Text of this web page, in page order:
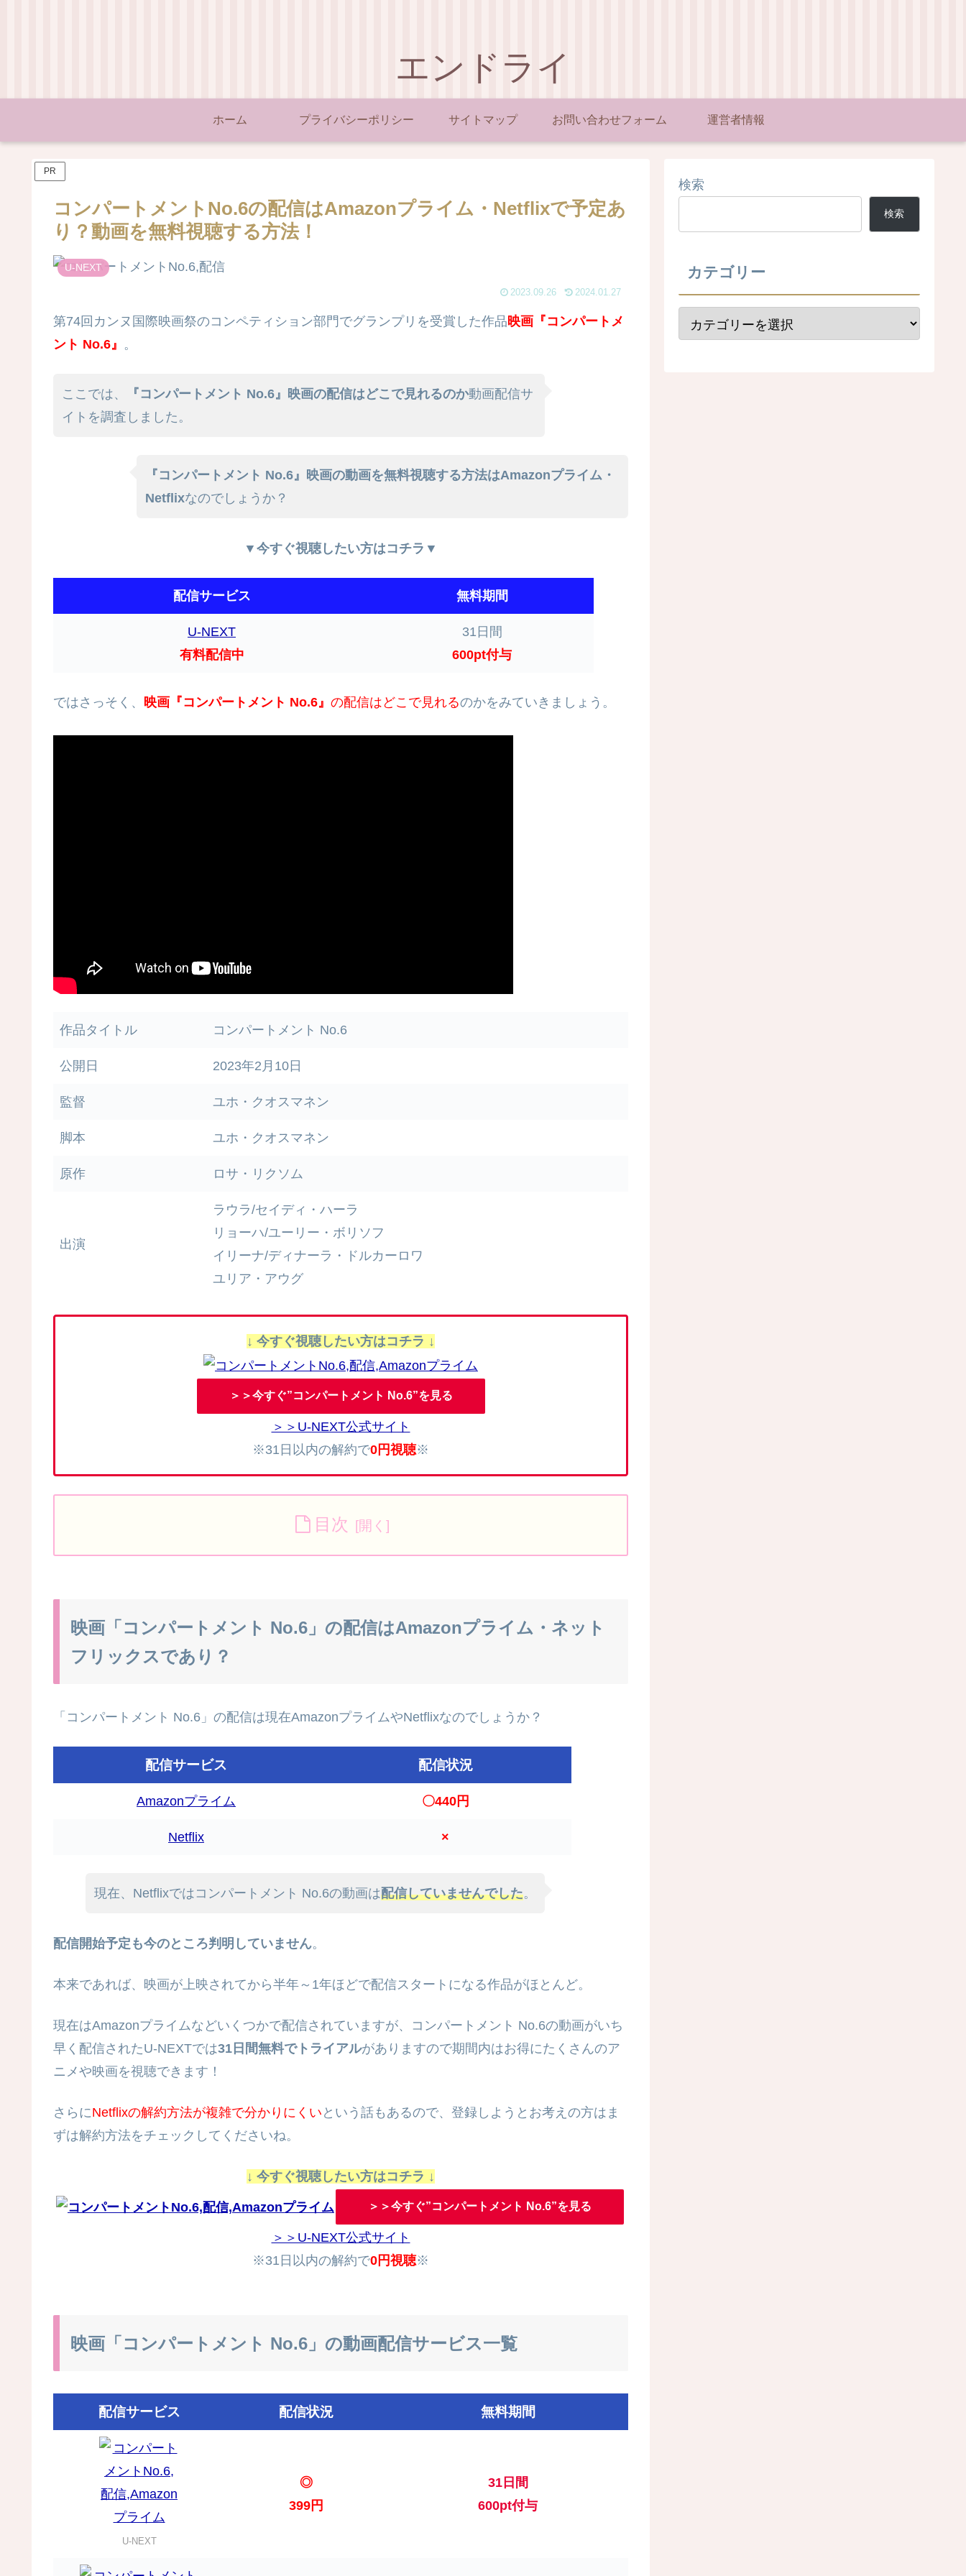
エンドライ
ホーム プライバシーポリシー サイトマップ お問い合わせフォーム 運営者情報
PR
コンパートメントNo.6の配信はAmazonプライム・Netflixで予定あ
り？動画を無料視聴する方法！
U-NEXT
2023.09.26 2024.01.27
第74回カンヌ国際映画祭のコンペティション部門でグランプリを受賞した作品映画 『コンパートメ
ント No.6』 。
ここでは、 『コンパートメント No.6』映画の配信はどこで見れるのか動画配信サ
イトを調査しました。
『コンパートメント No.6』映画の動画を無料視聴する方法はAmazonプライム・
Netflixなのでしょうか？
▼今すぐ視聴したい方はコチラ▼
配信サービス 無料期間
U-NEXT
有料配信中
31日間
600pt付与
ではさっそく、 映画『コンパートメント No.6』 の配信はどこで見れるのかをみていきましょう。
作品タイトル コンパートメント No.6
公開日 2023年2月10日
監督 ユホ・クオスマネン
脚本 ユホ・クオスマネン
原作 ロサ・リクソム
出演
ラウラ/セイディ・ハーラ
リョーハ/ユーリー・ボリソフ
イリーナ/ディナーラ・ドルカーロワ
ユリア・アウグ
↓ 今すぐ視聴したい方はコチラ ↓
＞＞今すぐ”コンパートメント No.6”を見る
＞＞U-NEXT公式サイト
※31日以内の解約で0円視聴※
目次
映画「コンパートメント No.6」の配信はAmazonプライム・ネット
フリックスであり？
「コンパートメント No.6」の配信は現在AmazonプライムやNetflixなのでしょうか？
配信サービス 配信状況
Amazonプライム 〇440円
Netflix ×
現在、Netflixではコンパートメント No.6の動画は配信していませんでした。
配信開始予定も今のところ判明していません。
本来であれば、映画が上映されてから半年～1年ほどで配信スタートになる作品がほとんど。
現在はAmazonプライムなどいくつかで配信されていますが、コンパートメント No.6の動画がいち
早く配信されたU-NEXTでは31日間無料でトライアルがありますので期間内はお得にたくさんのア
ニメや映画を視聴できます！
さらにNetflixの解約方法が複雑で分かりにくい という話もあるので、登録しようとお考えの方はま
ずは解約方法をチェックしてくださいね。
↓ 今すぐ視聴したい方はコチラ ↓
＞＞今すぐ”コンパートメント No.6”を見る
＞＞U-NEXT公式サイト
※31日以内の解約で0円視聴※
映画「コンパートメント No.6」の動画配信サービス一覧
配信サービス 配信状況 無料期間
U-NEXT
◎
399円
31日間
600pt付与
検索
検索
カテゴリー